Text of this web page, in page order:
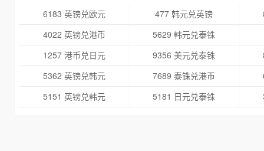
6183 英镑兑欧元 477 韩元兑英镑
4022 英镑兑港币
5629 韩元兑泰铢
1257 港币兑日元
9356 美元兑泰铢
5362 英镑兑韩元
7689 泰铢兑港币
5151 英镑兑韩元
5181 日元兑泰铢